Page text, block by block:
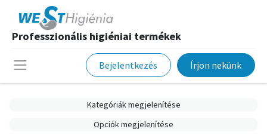
Professzionális higiéniai termékek
Bejelentkezés Írjon nekünk
Kategóriák megjelenítése
Opciók megjelenítése